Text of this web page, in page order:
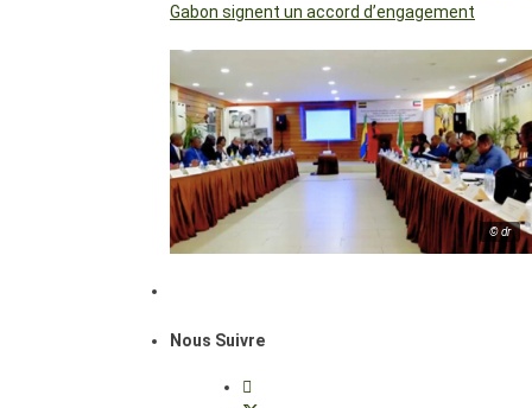
Gabon signent un accord d’engagement
© dr
Nous Suivre